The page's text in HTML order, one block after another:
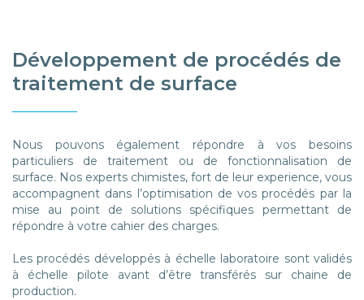
Développement de procédés de
traitement de surface
Nous pouvons également répondre à vos besoins
particuliers de traitement ou de fonctionnalisation de
surface. Nos experts chimistes, fort de leur experience, vous
accompagnent dans l’optimisation de vos procédés par la
mise au point de solutions spécifiques permettant de
répondre à votre cahier des charges.
Les procédés développés à échelle laboratoire sont validés
à échelle pilote avant d’être transférés sur chaine de
production.